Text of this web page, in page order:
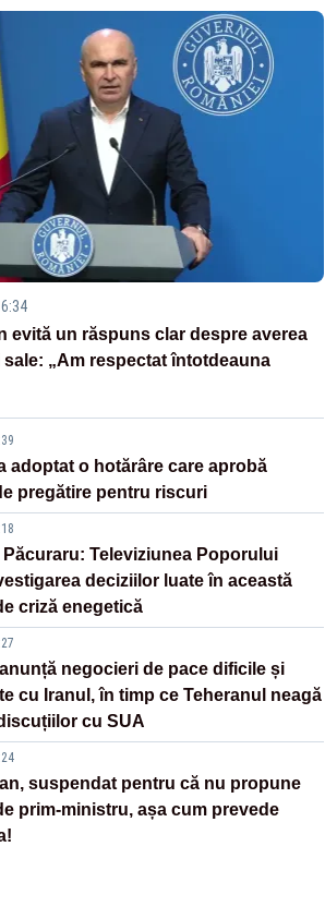
evită un răspuns clar despre averea
sale: „Am respectat întotdeauna
adoptat o hotărâre care aprobă
pregătire pentru riscuri
Păcuraru: Televiziunea Poporului
deciziilor luate în această
criză enegetică
negocieri de pace dificile și
cu Iranul, în timp ce Teheranul neagă
cu SUA
suspendat pentru că nu propune
prim-ministru, așa cum prevede